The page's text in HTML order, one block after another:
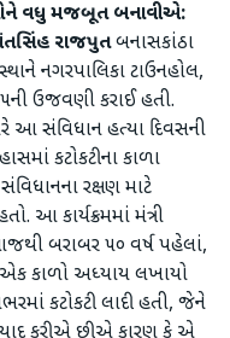
વધુ મજબૂત બનાવીએ:
રાજપુતબનાસકાંઠા
નગરપાલિકા ટાઉનહોલ,
ઉજવણી કરાઈ હતી.
આ સંવિધાન હત્યા દિવસની
કટોકટીના કાળા
રક્ષણ માટે
આ કાર્યક્રમમાં મંત્રી
બરાબર ૫૦ વર્ષ પહેલાં,
એક કાળો અધ્યાય લખાયો
કટોકટી લાદી હતી, જેને